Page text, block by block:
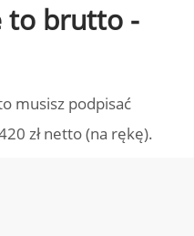
to brutto -
musisz podpisać
zł netto (na rękę).